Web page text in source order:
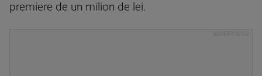
premiere de un milion de lei.